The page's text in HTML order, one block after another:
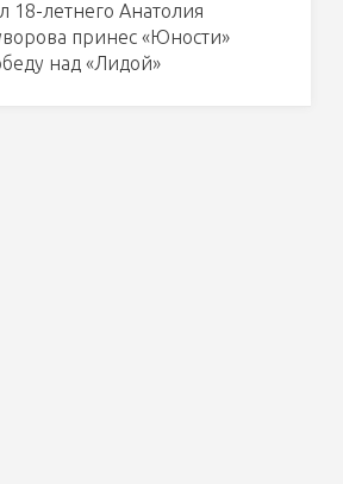
18-летнего Анатолия
принес «Юности»
над «Лидой»